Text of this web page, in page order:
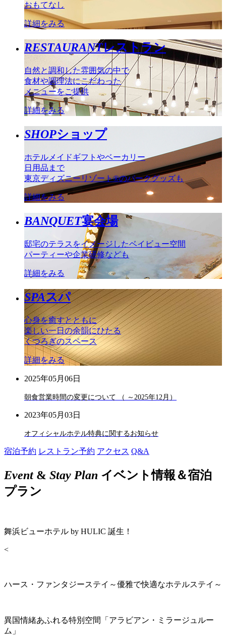
おもてなし
詳細をみる
RESTAURANTレストラン
自然と調和した雰囲気の中で
食材や調理法にこだわった
メニューをご提供
詳細をみる
SHOPショップ
ホテルメイドギフトやベーカリー
日用品まで
東京ディズニーリゾート®のパークグッズも
詳細をみる
BANQUET宴会場
邸宅のテラスをイメージしたベイビュー空間
パーティーや企業研修なども
詳細をみる
SPAスパ
心身を癒すとともに
楽しい一日の余韻にひたる
くつろぎのスペース
詳細をみる
2025年05月06日
朝食営業時間の変更について （ ～2025年12月）
2023年05月03日
オフィシャルホテル特典に関するお知らせ
宿泊予約 レストラン予約 アクセス Q&A
Event& Stay Plan イベント情報＆宿泊
プラン
舞浜ビューホテル by HULIC 誕生！
<
ハース・ファンタジーステイ～優雅で快適なホテルステイ～
異国情緒あふれる特別空間「アラビアン・ミラージュルー
ム」